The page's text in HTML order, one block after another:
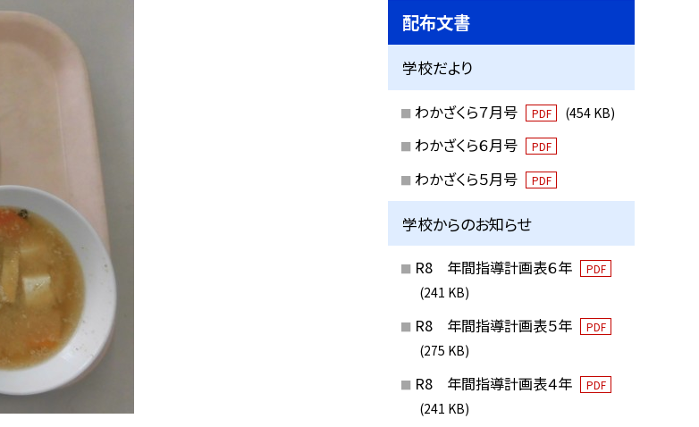
配布文書
学校だより
わかざくら７月号 PDF (454 KB)
わかざくら６月号 PDF
わかざくら５月号 PDF
学校からのお知らせ
R8 年間指導計画表６年 PDF
(241 KB)
R8 年間指導計画表５年 PDF
(275 KB)
R8 年間指導計画表４年 PDF
(241 KB)